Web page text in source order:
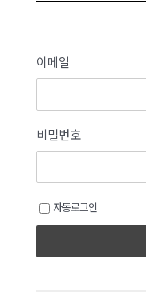
이메일
비밀번호
자동로그인